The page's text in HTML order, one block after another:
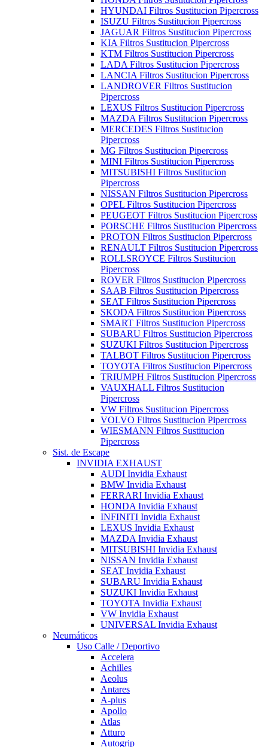
HYUNDAI Filtros Sustitucion Pipercross
ISUZU Filtros Sustitucion Pipercross
JAGUAR Filtros Sustitucion Pipercross
KIA Filtros Sustitucion Pipercross
KTM Filtros Sustitucion Pipercross
LADA Filtros Sustitucion Pipercross
LANCIA Filtros Sustitucion Pipercross
LANDROVER Filtros Sustitucion
Pipercross
LEXUS Filtros Sustitucion Pipercross
MAZDA Filtros Sustitucion Pipercross
MERCEDES Filtros Sustitucion
Pipercross
MG Filtros Sustitucion Pipercross
MINI Filtros Sustitucion Pipercross
MITSUBISHI Filtros Sustitucion
Pipercross
NISSAN Filtros Sustitucion Pipercross
OPEL Filtros Sustitucion Pipercross
PEUGEOT Filtros Sustitucion Pipercross
PORSCHE Filtros Sustitucion Pipercross
PROTON Filtros Sustitucion Pipercross
RENAULT Filtros Sustitucion Pipercross
ROLLSROYCE Filtros Sustitucion
Pipercross
ROVER Filtros Sustitucion Pipercross
SAAB Filtros Sustitucion Pipercross
SEAT Filtros Sustitucion Pipercross
SKODA Filtros Sustitucion Pipercross
SMART Filtros Sustitucion Pipercross
SUBARU Filtros Sustitucion Pipercross
SUZUKI Filtros Sustitucion Pipercross
TALBOT Filtros Sustitucion Pipercross
TOYOTA Filtros Sustitucion Pipercross
TRIUMPH Filtros Sustitucion Pipercross
VAUXHALL Filtros Sustitucion
Pipercross
VW Filtros Sustitucion Pipercross
VOLVO Filtros Sustitucion Pipercross
WIESMANN Filtros Sustitucion
Pipercross
Sist. de Escape
INVIDIA EXHAUST
AUDI Invidia Exhaust
BMW Invidia Exhaust
FERRARI Invidia Exhaust
HONDA Invidia Exhaust
INFINITI Invidia Exhaust
LEXUS Invidia Exhaust
MAZDA Invidia Exhaust
MITSUBISHI Invidia Exhaust
NISSAN Invidia Exhaust
SEAT Invidia Exhaust
SUBARU Invidia Exhaust
SUZUKI Invidia Exhaust
TOYOTA Invidia Exhaust
VW Invidia Exhaust
UNIVERSAL Invidia Exhaust
Neumáticos
Uso Calle / Deportivo
Accelera
Achilles
Aeolus
Antares
A-plus
Apollo
Atlas
Atturo
Autogrip